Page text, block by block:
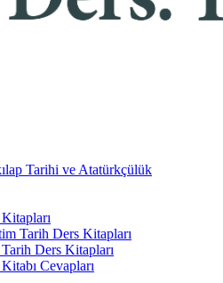
Tarihi ve Atatürkçülük
Tarih Ders Kitapları
Ders Kitapları
Cevapları